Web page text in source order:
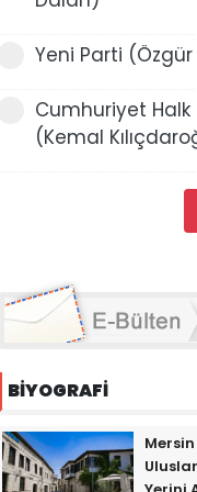
Yeni Parti
Cumhuriyet Halk
(Kemal
BİYOGRAFİ